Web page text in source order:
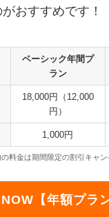
おすすめです！
ベーシック年間プ
ラン
18,000円（12,000
円）
1,000円
料金は期間限定の割引キャン
【年額プラ